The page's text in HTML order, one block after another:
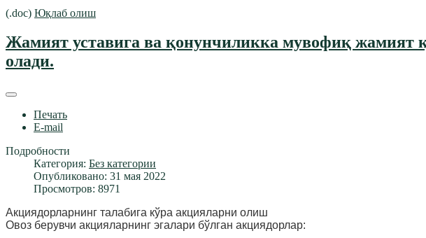
(.doc) Юқлаб олиш
Жамият уставига ва қонунчиликка мувофиқ жамият
олади.
Печать
E-mail
Подробности
Категория: Без категории
Опубликовано: 31 мая 2022
Просмотров: 8971
Акциядорларнинг талабига кўра акцияларни олиш
Овоз берувчи акцияларнинг эгалари бўлган акциядорлар: